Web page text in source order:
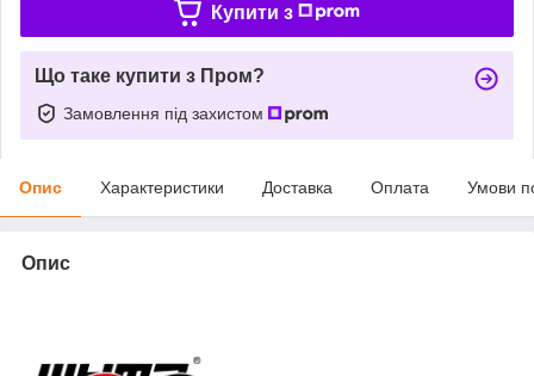
Купити з
Що таке купити з Пром?
Замовлення під захистом
Опис Характеристики Доставка Оплата Умови
Опис